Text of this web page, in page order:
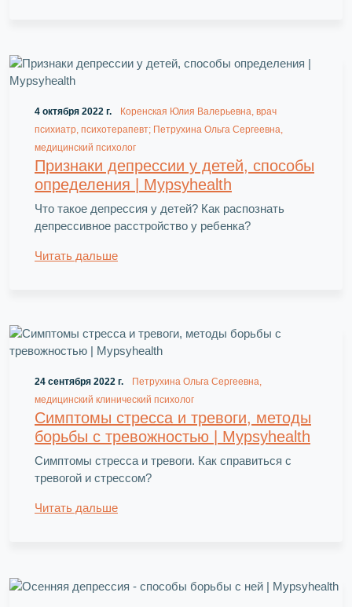
4 октября 2022 г.
Коренская Юлия Валерьевна, врач
психиатр, психотерапевт; Петрухина Ольга Сергеевна,
медицинский психолог
Признаки депрессии у детей, способы
определения | Mypsyhealth
Что такое депрессия у детей? Как распознать
депрессивное расстройство у ребенка?
Читать дальше
24 сентября 2022 г.
Петрухина Ольга Сергеевна,
медицинский клинический психолог
Симптомы стресса и тревоги, методы
борьбы с тревожностью | Mypsyhealth
Симптомы стресса и тревоги. Как справиться с
тревогой и стрессом?
Читать дальше